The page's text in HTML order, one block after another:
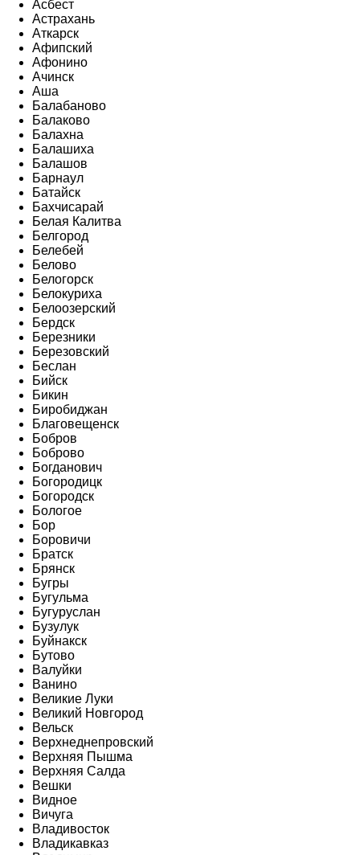
Асбест
Астрахань
Аткарск
Афипский
Афонино
Ачинск
Аша
Балабаново
Балаково
Балахна
Балашиха
Балашов
Барнаул
Батайск
Бахчисарай
Белая Калитва
Белгород
Белебей
Белово
Белогорск
Белокуриха
Белоозерский
Бердск
Березники
Березовский
Беслан
Бийск
Бикин
Биробиджан
Благовещенск
Бобров
Боброво
Богданович
Богородицк
Богородск
Бологое
Бор
Боровичи
Братск
Брянск
Бугры
Бугульма
Бугуруслан
Бузулук
Буйнакск
Бутово
Валуйки
Ванино
Великие Луки
Великий Новгород
Вельск
Верхнеднепровский
Верхняя Пышма
Верхняя Салда
Вешки
Видное
Вичуга
Владивосток
Владикавказ